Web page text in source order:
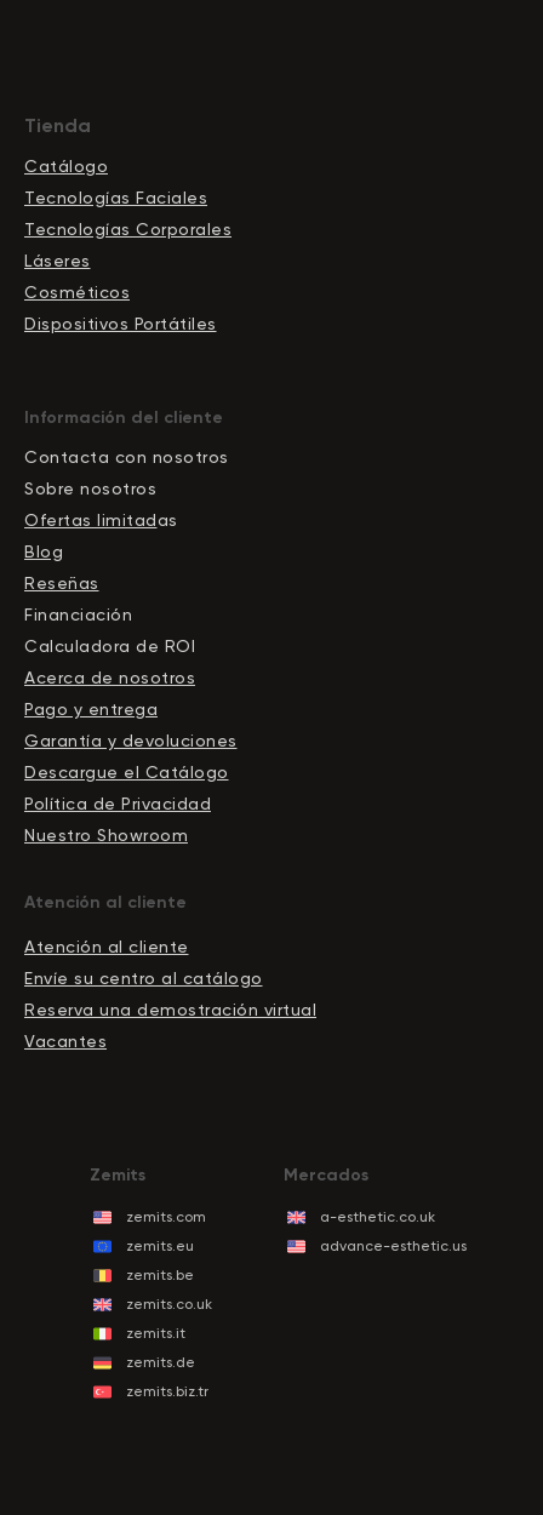
Tienda
Catálogo
Tecnologías Faciales
Tecnologías Corporales
Láseres
Cosméticos
Dispositivos Portátiles
Información del cliente
Contacta con nosotros
Sobre nosotros
Ofertas limitadas
Blog
Reseñas
Financiación
Calculadora de ROI
Acerca de nosotros
Pago y entrega
Garantía y devoluciones
Descargue el Сatálogo
Política de Privacidad
Nuestro Showroom
Atención al cliente
Atención al cliente
Envíe su centro al catálogo
Reserva una demostración virtual
Vacantes
zemits.com
zemits.eu
zemits.be
zemits.co.uk
zemits.it
zemits.de
zemits.biz.tr
Zemits
a-esthetic.co.uk
advance-esthetic.us
Mercados